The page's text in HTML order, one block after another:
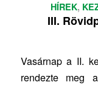
HÍREK,
III.
Vasárnap a II.
rendezte meg